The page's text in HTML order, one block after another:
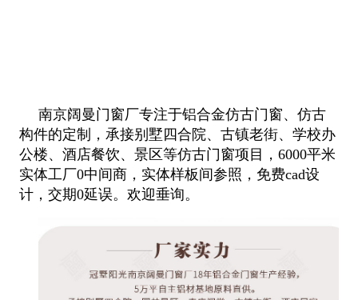
南京阔曼门窗厂专注于铝合金仿古门窗、仿古
构件的定制，承接别墅四合院、古镇老街、学校办
公楼、酒店餐饮、景区等仿古门窗项目 ，6000平米
实体工厂0中间商，实体样板间参照，免费cad设
计，交期0延误。欢迎垂询。